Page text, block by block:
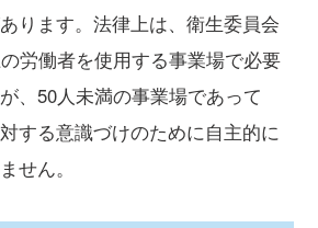
ります。法律上は、衛生委員会
労働者を使用する事業場で必要
、50人未満の事業場であって
する意識づけのために自主的に
せん。